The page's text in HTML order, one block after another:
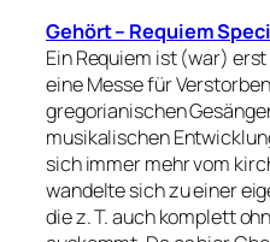
Gehört – Requiem
Ein Requiem ist (war)
eine Messe für
gregorianischen
musikalischen
sich immer mehr vom
wandelte sich zu einer
die z. T. auch komplett